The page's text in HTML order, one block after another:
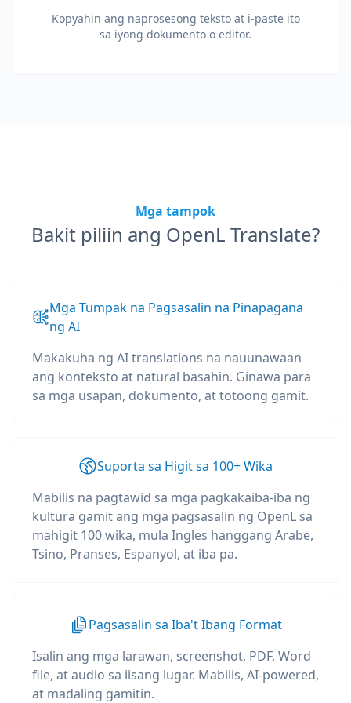
Kopyahin ang naprosesong teksto at i-paste ito
sa iyong dokumento o editor.
Mga tampok
Bakit piliin ang OpenL Translate?
Mga Tumpak na Pagsasalin na Pinapagana
ng AI
Makakuha ng AI translations na nauunawaan
ang konteksto at natural basahin. Ginawa para
sa mga usapan, dokumento, at totoong gamit.
Suporta sa Higit sa 100+ Wika
Mabilis na pagtawid sa mga pagkakaiba-iba ng
kultura gamit ang mga pagsasalin ng OpenL sa
mahigit 100 wika, mula Ingles hanggang Arabe,
Tsino, Pranses, Espanyol, at iba pa.
Pagsasalin sa Iba't Ibang Format
Isalin ang mga larawan, screenshot, PDF, Word
file, at audio sa iisang lugar. Mabilis, AI-powered,
at madaling gamitin.